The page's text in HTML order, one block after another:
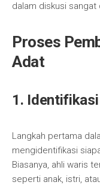
dalam diskusi sangat
Proses
Adat
1.
Langkah pertama
mengidentifikasi
Biasanya, ahli waris
seperti anak, istri,